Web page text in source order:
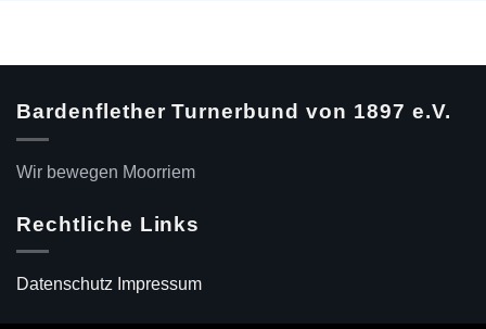
Bardenflether Turnerbund von 1897 e.V.
Wir bewegen Moorriem
Rechtliche Links
Datenschutz Impressum